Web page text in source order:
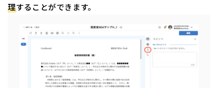
理することができます。